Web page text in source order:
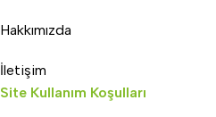
Hakkımızda
İletişim
Site Kullanım Koşulları